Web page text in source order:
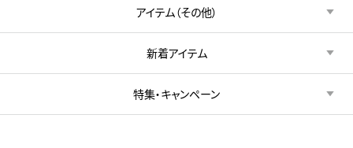
アイテム（その他）
新着アイテム
特集・キャンペーン